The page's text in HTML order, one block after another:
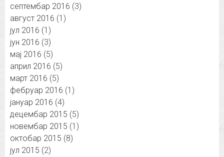
септембар 2016 (3)
август 2016 (1)
јул 2016 (1)
јун 2016 (3)
мај 2016 (5)
април 2016 (5)
март 2016 (5)
фебруар 2016 (1)
јануар 2016 (4)
децембар 2015 (5)
новембар 2015 (1)
октобар 2015 (8)
јул 2015 (2)